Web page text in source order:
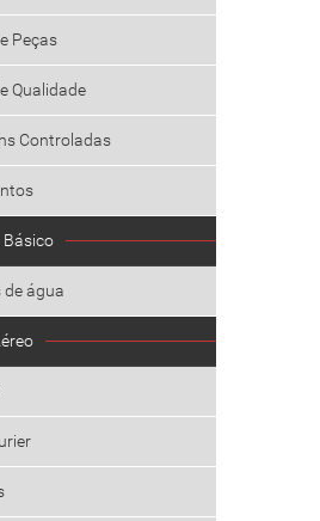
Peças
Qualidade
Controladas
Básico
de água